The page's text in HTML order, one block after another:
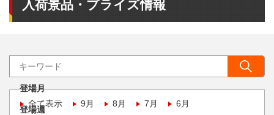
入荷景品・プライズ情報
登場月
全て表示
9月 8月 7月 6月
登場週